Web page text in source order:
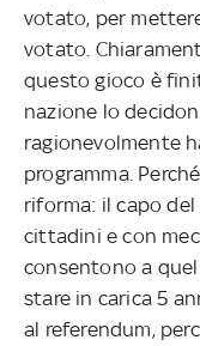
votato, per
votato.
questo gioco è
nazione lo
ragionevolmente
programma.
riforma: il capo
cittadini e con
consentono a
stare in carica 5
al referendum,